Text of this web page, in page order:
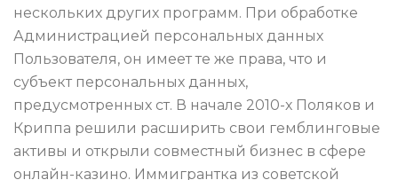
нескольких других программ. При обработке
Администрацией персональных данных
Пользователя, он имеет те же права, что и
субъект персональных данных,
предусмотренных ст. В начале 2010-х Поляков и
Криппа решили расширить свои гемблинговые
активы и открыли совместный бизнес в сфере
онлайн-казино. Иммигрантка из советской